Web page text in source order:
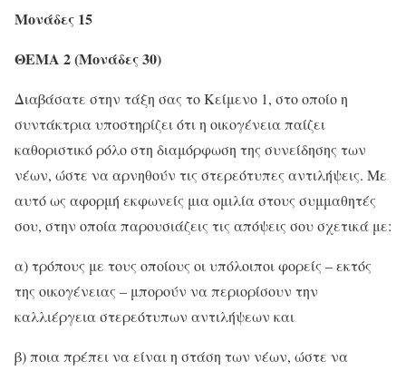
Μονάδες 15
ΘΕΜΑ 2 (Μονάδες 30)
Διαβάσατε στην τάξη σας το Κείμενο 1, στο οποίο η
συντάκτρια υποστηρίζει ότι η οικογένεια παίζει
καθοριστικό ρόλο στη διαμόρφωση της συνείδησης των
νέων, ώστε να αρνηθούν τις στερεότυπες αντιλήψεις. Με
αυτό ως αφορμή εκφωνείς μια ομιλία στους συμμαθητές
σου, στην οποία παρουσιάζεις τις απόψεις σου σχετικά με:
α) τρόπους με τους οποίους οι υπόλοιποι φορείς – εκτός
της οικογένειας – μπορούν να περιορίσουν την
καλλιέργεια στερεότυπων αντιλήψεων και
β) ποια πρέπει να είναι η στάση των νέων, ώστε να